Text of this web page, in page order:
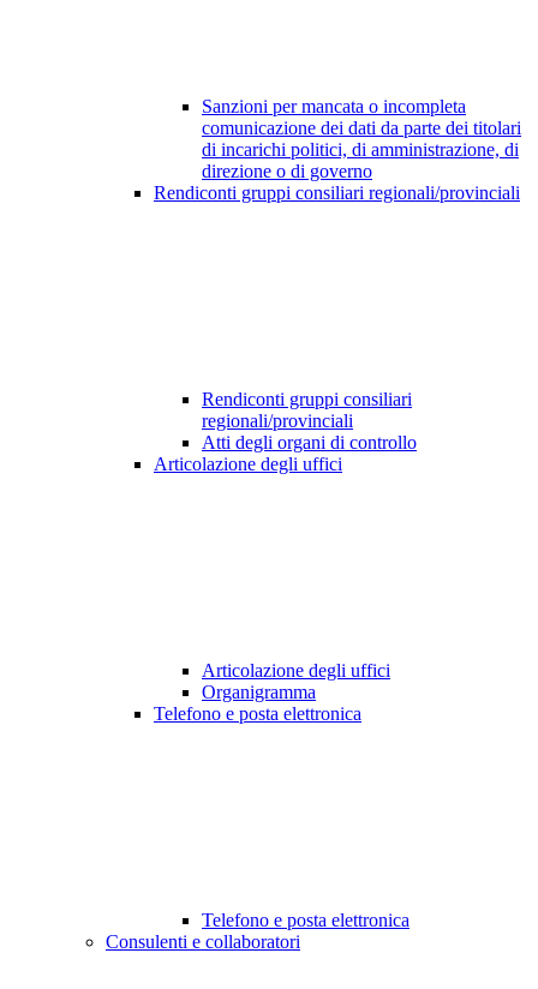
Sanzioni per mancata o incompleta
comunicazione dei dati da parte dei titolari
di incarichi politici, di amministrazione, di
direzione o di governo
Rendiconti gruppi consiliari regionali/provinciali
Rendiconti gruppi consiliari
regionali/provinciali
Atti degli organi di controllo
Articolazione degli uffici
Articolazione degli uffici
Organigramma
Telefono e posta elettronica
Telefono e posta elettronica
Consulenti e collaboratori